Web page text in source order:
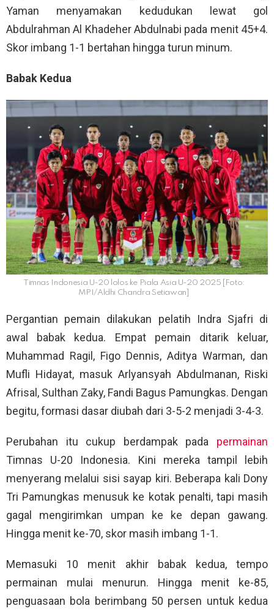
Yaman menyamakan kedudukan lewat gol
Abdulrahman Al Khadeher Abdulnabi pada menit 45+4.
Skor imbang 1-1 bertahan hingga turun minum.
Babak Kedua
Timnas Indonesia U-20 lolos ke Piala Asia U-20 2025 [Foto:
MPI/Aldhi Chandra Setiawan]
Pergantian pemain dilakukan pelatih Indra Sjafri di
awal babak kedua. Empat pemain ditarik keluar,
Muhammad Ragil, Figo Dennis, Aditya Warman, dan
Mufli Hidayat, masuk Arlyansyah Abdulmanan, Riski
Afrisal, Sulthan Zaky, Fandi Bagus Pamungkas. Dengan
begitu, formasi dasar diubah dari 3-5-2 menjadi 3-4-3.
Perubahan itu cukup berdampak pada permainan
Timnas U-20 Indonesia. Kini mereka tampil lebih
menyerang melalui sisi sayap kiri. Beberapa kali Dony
Tri Pamungkas menusuk ke kotak penalti, tapi masih
gagal mengirimkan umpan ke ke depan gawang.
Hingga menit ke-70, skor masih imbang 1-1.
Memasuki 10 menit akhir babak kedua, tempo
permainan mulai menurun. Hingga menit ke-85,
penguasaan bola berimbang 50 persen untuk kedua